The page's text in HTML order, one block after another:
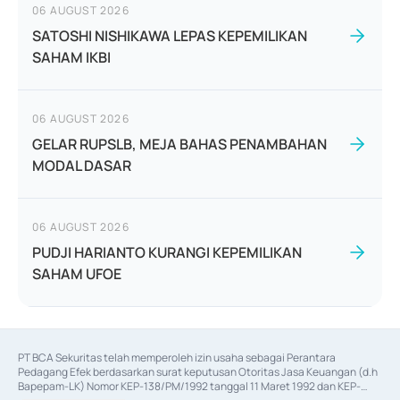
06 AUGUST 2026
SATOSHI NISHIKAWA LEPAS KEPEMILIKAN
SAHAM IKBI
06 AUGUST 2026
GELAR RUPSLB, MEJA BAHAS PENAMBAHAN
MODAL DASAR
06 AUGUST 2026
PUDJI HARIANTO KURANGI KEPEMILIKAN
SAHAM UFOE
PT BCA Sekuritas telah memperoleh izin usaha sebagai Perantara
Pedagang Efek berdasarkan surat keputusan Otoritas Jasa Keuangan (d.h
Bapepam-LK) Nomor KEP-138/PM/1992 tanggal 11 Maret 1992 dan KEP-